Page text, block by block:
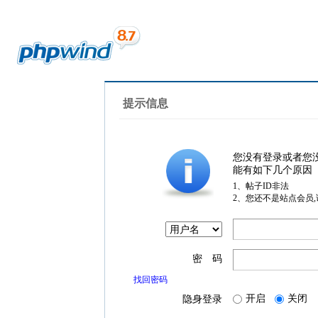
提示信息
您没有登录或者您
能有如下几个原因
1、帖子ID非法
2、您还不是站点会员
密 码
找回密码
隐身登录 开启 关闭